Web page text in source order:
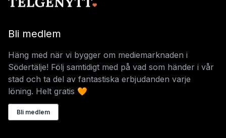
Bli medlem
Häng med när vi bygger om mediemarknaden i
Södertälje! Följ samtidigt med på vad som händer i vår
stad och ta del av fantastiska erbjudanden varje
löning. Helt gratis 🧡
Bli medlem